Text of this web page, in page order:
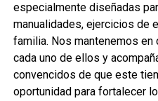
especialmente diseñadas
manualidades, ejercicios de
familia. Nos mantenemos en
cada uno de ellos y
convencidos de que este
oportunidad para fortalecer